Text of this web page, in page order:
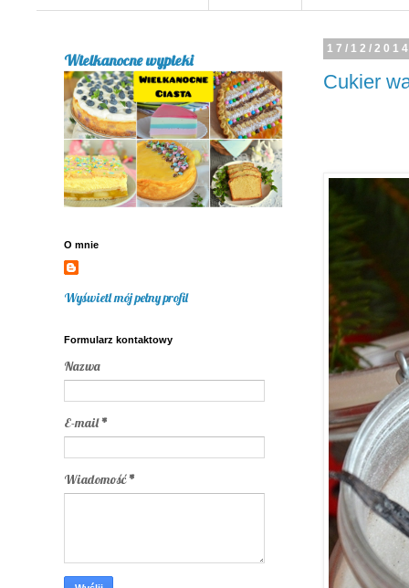
17/12/
Cukier
Wielkanocne wypieki
O mnie
Wyświetl mój pełny profil
Formularz kontaktowy
Nazwa
E-mail*
Wiadomość*